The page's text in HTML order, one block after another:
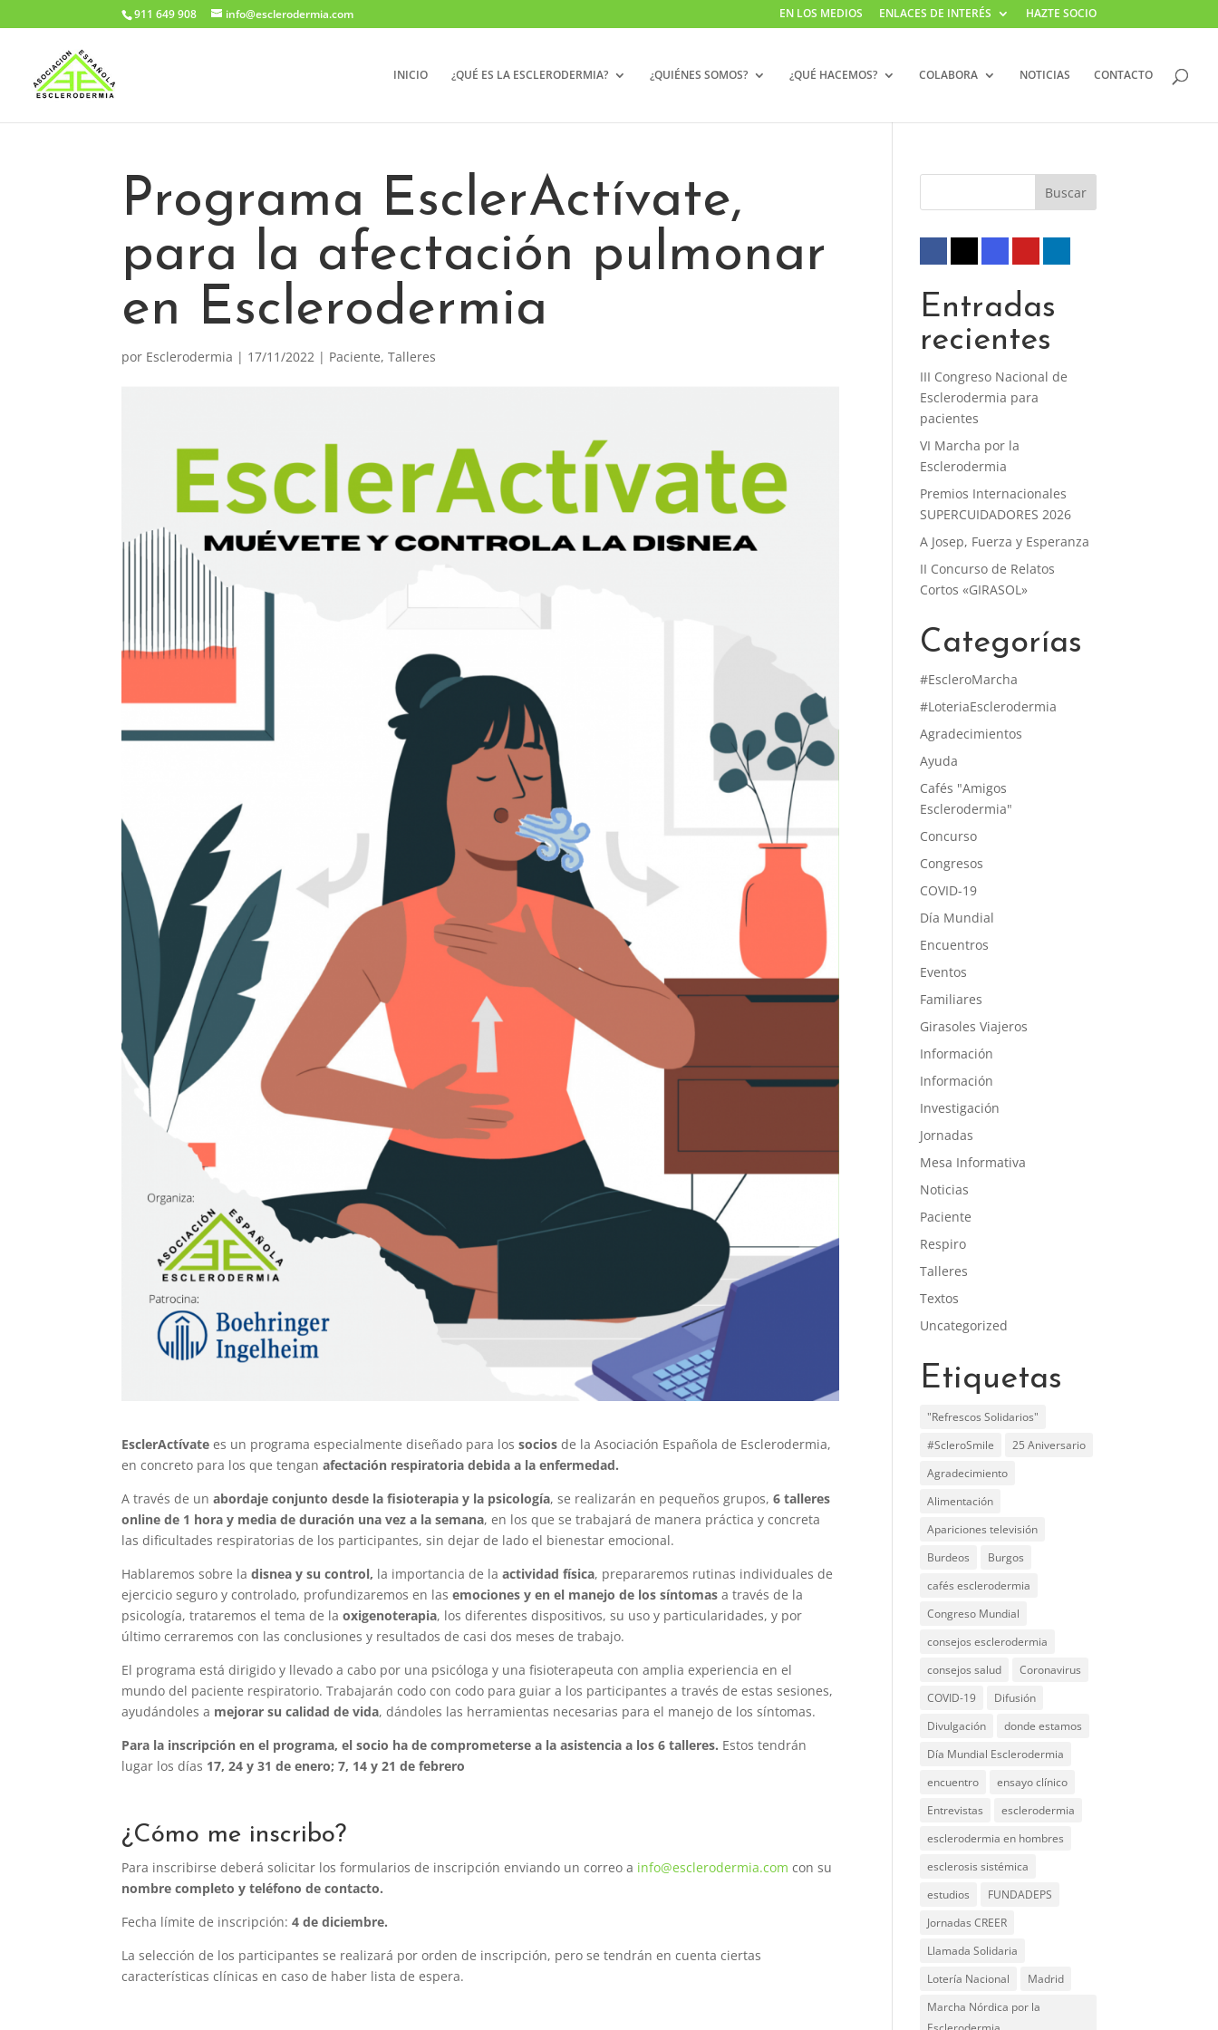
911 649 908 info@esclerodermia.com EN LOS MEDIOS ENLACES DE INTERÉS HAZTE SOCIO
INICIO ¿QUÉ ES LA ESCLERODERMIA? ¿QUIÉNES SOMOS? ¿QUÉ HACEMOS? COLABORA NOTICIAS CONTACTO
Programa EsclerActívate,
para la afectación pulmonar
en Esclerodermia
por Esclerodermia | 17/11/2022 | Paciente,Talleres
EsclerActívatees un programa especialmente diseñado para lossocios de la Asociación Española de Esclerodermia,
en concreto para los que tenganafectación respiratoria debida a la enfermedad.
A través de unabordaje conjunto desde la fisioterapia y la psicología, se realizarán en pequeños grupos,6 talleres
online de 1 hora y media de duración una vez a la semana, en los que se trabajará de manera práctica y concreta
las dificultades respiratorias de los participantes, sin dejar de lado el bienestar emocional.
Hablaremos sobre la disnea y su control, la importancia de laactividad física, prepararemos rutinas individuales de
ejercicio seguro y controlado, profundizaremos en lasemociones y en el manejo de los síntomas a través de la
psicología, trataremos el tema de laoxigenoterapia, los diferentes dispositivos, su uso y particularidades, y por
último cerraremos con las conclusiones y resultados de casi dos meses de trabajo.
El programa está dirigido y llevado a cabo por una psicóloga y una fisioterapeuta con amplia experiencia en el
mundo del paciente respiratorio. Trabajarán codo con codo para guiar a los participantes a través de estas sesiones,
ayudándoles a mejorar su calidad de vida, dándoles las herramientas necesarias para el manejo de los síntomas.
Para la inscripción en el programa, el socio ha de comprometerse a la asistencia a los 6 talleres. Estos tendrán
lugar los días 17, 24 y 31 de enero; 7, 14 y 21 de febrero
¿Cómo me inscribo?
Para inscribirse deberá solicitar los formularios de inscripción enviando un correo a info@esclerodermia.com con su
nombre completo y teléfono de contacto.
Fecha límite de inscripción:4 de diciembre.
La selección de los participantes se realizará por orden de inscripción, pero se tendrán en cuenta ciertas
características clínicas en caso de haber lista de espera.
Entradas
recientes
III Congreso Nacional de
Esclerodermia para
pacientes
VI Marcha por la
Esclerodermia
Premios Internacionales
SUPERCUIDADORES 2026
A Josep, Fuerza y Esperanza
II Concurso de Relatos
Cortos «GIRASOL»
Categorías
#EscleroMarcha
#LoteriaEsclerodermia
Agradecimientos
Ayuda
Cafés "Amigos
Esclerodermia"
Concurso
Congresos
COVID-19
Día Mundial
Encuentros
Eventos
Familiares
Girasoles Viajeros
Información
Información
Investigación
Jornadas
Mesa Informativa
Noticias
Paciente
Respiro
Talleres
Textos
Uncategorized
Etiquetas
"Refrescos Solidarios"
#ScleroSmile
25 Aniversario
Agradecimiento
Alimentación
Apariciones televisión
Burdeos
Burgos
cafés esclerodermia
Congreso Mundial
consejos esclerodermia
consejos salud
Coronavirus
COVID-19
Difusión
Divulgación
donde estamos
Día Mundial Esclerodermia
encuentro
ensayo clínico
Entrevistas
esclerodermia
esclerodermia en hombres
esclerosis sistémica
estudios
FUNDADEPS
Jornadas CREER
Llamada Solidaria
Lotería Nacional
Madrid
Marcha Nórdica por la